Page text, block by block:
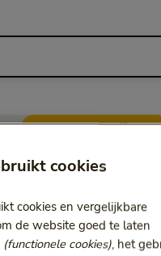
optie volgt een
ONVZ Bewuste Keuze
vergoed
jaar? Dan vergoedt de
cookies
cookies en vergelijkbare
de website goed te laten
(functionele cookies), het